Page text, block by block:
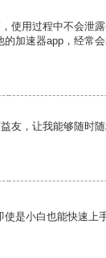
使用过程中不会泄
加速器app，经常
友，让我能够随时
是小白也能快速上手